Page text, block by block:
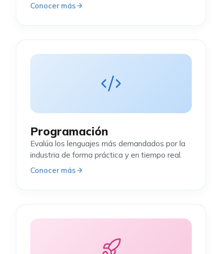
Conocer más
Programación
Evalúa los lenguajes más demandados por la
industria de forma práctica y en tiempo real.
Conocer más